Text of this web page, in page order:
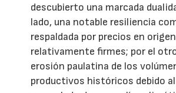
descubierto una marcada
lado, una notable resiliencia
respaldada por precios en origen
relativamente firmes; por el
erosión paulatina de los
productivos históricos debido